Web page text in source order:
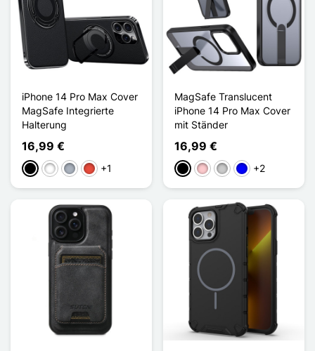
iPhone 14 Pro Max Cover
MagSafe Integrierte
Halterung
16,99 €
Schwarz
WeißGrauRot +1
MagSafe Translucent
iPhone 14 Pro Max Cover
mit Ständer
16,99 €
Schwarz
PinkTransparent
Blau+2